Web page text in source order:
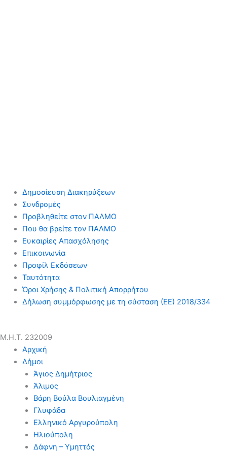
Δημοσίευση Διακηρύξεων
Συνδρομές
Προβληθείτε στον ΠΑΛΜΟ
Που θα βρείτε τον ΠΑΛΜΟ
Ευκαιρίες Απασχόλησης
Επικοινωνία
Προφίλ Εκδόσεων
Ταυτότητα
Όροι Χρήσης & Πολιτική Απορρήτου
Δήλωση συμμόρφωσης με τη σύσταση (ΕΕ) 2018/334
Μ.Η.Τ. 232009
Αρχική
Δήμοι
Άγιος Δημήτριος
Άλιμος
Βάρη Βούλα Βουλιαγμένη
Γλυφάδα
Ελληνικό Αργυρούπολη
Ηλιούπολη
Δάφνη – Υμηττός